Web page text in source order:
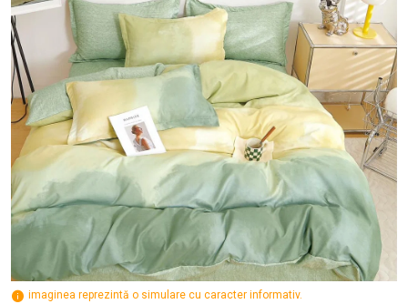
imaginea reprezintă o simulare cu caracter informativ.